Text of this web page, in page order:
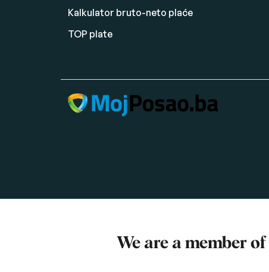
Kalkulator bruto-neto plaće
TOP plate
We are a member of